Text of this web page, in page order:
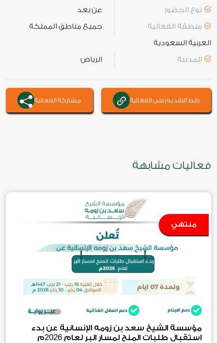
نوع الحضور
عن بعد
منطقة الفعالية
جميع مناطق المملكة
العربية السعودية
المدينة
الرياض
رابط التقديم على الفعالية مشاركة الفعالية
فعاليات مشابهة
منتهي
مؤسسة الشيخ سعد بن زومه الإنسانية عن بدء
استقبال طلبات المنح لمسار البر لعام 2026م